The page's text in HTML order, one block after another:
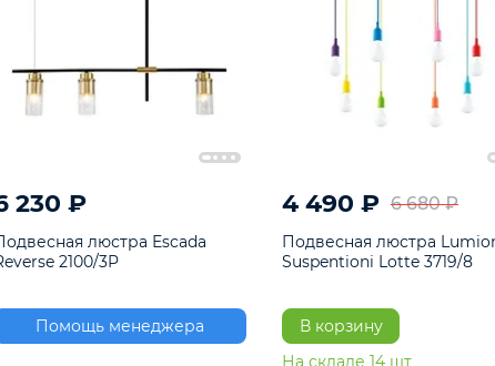
6 230 ₽
Подвесная люстра Escada
Reverse 2100/3P
Помощь менеджера
4 490 ₽ 6 680
Подвесная люстра
Suspentioni Lotte
В корзину
На складе14